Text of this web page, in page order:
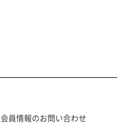
会員情報のお問い合わせ